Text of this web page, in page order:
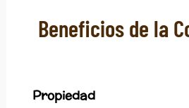
Beneficios de la
Propiedad